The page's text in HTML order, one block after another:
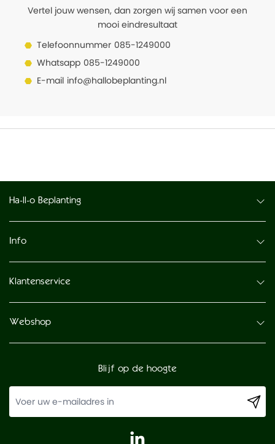
Vertel jouw wensen, dan zorgen wij samen voor een
mooi eindresultaat
Telefoonnummer 085-1249000
Whatsapp 085-1249000
E-mail info@hallobeplanting.nl
Ha-ll-o Beplanting
Info
Klantenservice
Webshop
Blijf op de hoogte